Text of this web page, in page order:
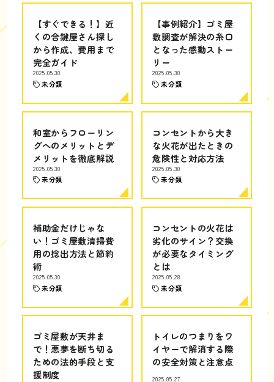
【すぐできる！】近
くの合鍵屋さん探し
から作成、費用まで
完全ガイド
2025.05.30
未分類
【事例紹介】ゴミ屋
敷調査が解決の糸口
となった感動ストー
リー
2025.05.30
未分類
和室からフローリン
グへのメリットとデ
メリットを徹底解説
2025.05.30
未分類
コンセントから大き
な火花が出たときの
危険性と対応方法
2025.05.30
未分類
補助金だけじゃな
い！ゴミ屋敷清掃費
用の捻出方法と節約
術
2025.05.30
未分類
コンセントの火花は
劣化のサイン？交換
が必要なタイミング
とは
2025.05.28
未分類
ゴミ屋敷が天井ま
で！悪夢を断ち切る
ための法的手段と支
援制度
トイレのつまりをワ
イヤーで解消する際
の安全対策と注意点
2025.05.27